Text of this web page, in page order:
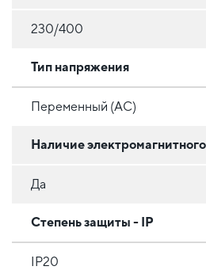
230/400
Тип напряжения
Переменный (AC)
Наличие
Да
Степень защиты - IP
IP20